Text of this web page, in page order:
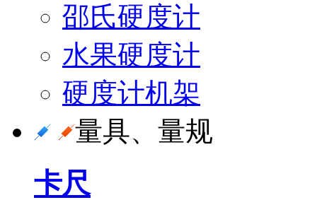
邵氏硬度计
水果硬度计
硬度计机架
量具、量规
卡尺